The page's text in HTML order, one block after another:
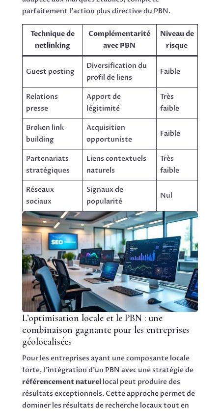
parfaitement l’action plus directive du PBN.
Technique de
netlinking
Complémentarité
avec PBN
Niveau de
risque
Guest posting
Diversification du
profil de liens
Faible
Relations
presse
Apport de
légitimité
Très
faible
Broken link
building
Acquisition
opportuniste
Faible
Partenariats
stratégiques
Liens contextuels
naturels
Très
faible
Réseaux
sociaux
Signaux de
popularité
Nul
L’optimisation locale et le PBN : une
combinaison gagnante pour les entreprises
géolocalisées
Pour les entreprises ayant une composante locale
forte, l’intégration d’un PBN avec une stratégie de
référencement naturellocal peut produire des
résultats exceptionnels. Cette approche permet de
dominer les résultats de recherche locaux tout en